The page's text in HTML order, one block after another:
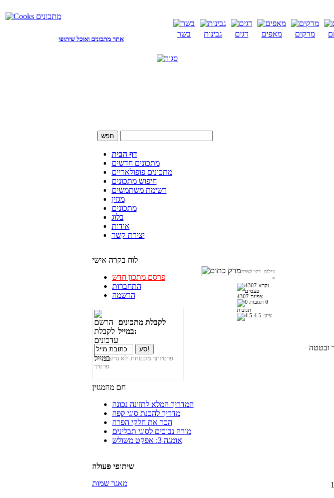
אתר מתכונים ואוכל שיתופי
בשר גבינות דגים מאפים מרקים
דף הבית
מתכונים חדשים
מתכונים פופולאריים
חיפוש מתכונים
רשימת משתמשים
מגזין
מתכונים
בלוג
אודות
יצירת קשר
לוח בקרה אישי
פרסם מתכון חדש
התחברות
הרשמה
לקבלת מתכונים
במייל:
פרטיותך מובטחת. לא נחשוף את
פרטיך.
חם מהמגזין
המדריך המלא לתזונה נכונה
מדריך להכנת סוגי קפה
הכר את חלקי הפרה
מורה נבוכים לסוגי תבלינים
אומגה 3: אפקט משולש
שיתופי פעולה
מאגר שמות
צילום: ריצ' קצפת
*
4307 צפיות
0
תגובות
ציון: 4.5